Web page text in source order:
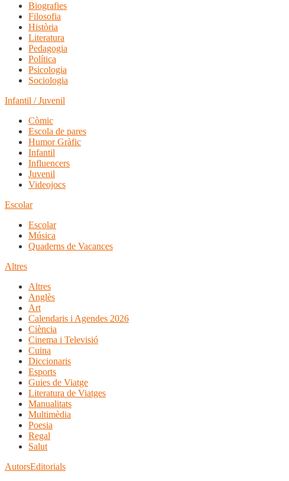
Biografies
Filosofia
Història
Literatura
Pedagogia
Política
Psicologia
Sociologia
Infantil / Juvenil
Còmic
Escola de pares
Humor Gràfic
Infantil
Influencers
Juvenil
Videojocs
Escolar
Escolar
Música
Quaderns de Vacances
Altres
Altres
Anglès
Art
Calendaris i Agendes 2026
Ciència
Cinema i Televisió
Cuina
Diccionaris
Esports
Guies de Viatge
Literatura de Viatges
Manualitats
Multimèdia
Poesia
Regal
Salut
AutorsEditorials